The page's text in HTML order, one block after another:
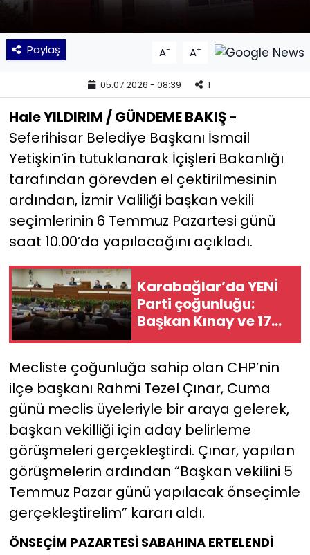
Paylaş A- A+
05.07.2026 - 08:39 1
Hale YILDIRIM / GÜNDEME BAKIŞ -
Seferihisar Belediye Başkanı İsmail
Yetişkin’in tutuklanarak İçişleri Bakanlığı
tarafından görevden el çektirilmesinin
ardından, İzmir Valiliği başkan vekili
seçimlerinin 6 Temmuz Pazartesi günü
saat 10.00’da yapılacağını açıkladı.
Karabağlar’da YENİ
Parti çoğunluğu:
Başkan Kınay ve 17
meclis üyesi CHP’den
Mecliste çoğunluğa sahip olan CHP’nin
ilçe başkanı Rahmi Tezel Çınar, Cuma
günü meclis üyeleriyle bir araya gelerek,
başkan vekilliği için aday belirleme
görüşmeleri gerçekleştirdi. Çınar, yapılan
görüşmelerin ardından “Başkan vekilini 5
Temmuz Pazar günü yapılacak önseçimle
gerçekleştirelim” kararı aldı.
ÖNSEÇİM PAZARTESİ SABAHINA ERTELENDİ
SPOR
Yaşam
YEREL POLİTİKA
YEREL YÖNETİMLER
Yurt